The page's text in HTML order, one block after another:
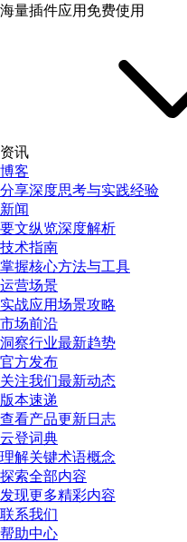
海量插件应用免费使用
资讯
博客
分享深度思考与实践经验
新闻
要文纵览深度解析
技术指南
掌握核心方法与工具
运营场景
实战应用场景攻略
市场前沿
洞察行业最新趋势
官方发布
关注我们最新动态
版本速递
查看产品更新日志
云登词典
理解关键术语概念
探索全部内容
发现更多精彩内容
联系我们
帮助中心